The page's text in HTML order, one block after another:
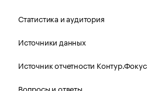
Статистика и аудитория
Источники данных
Источник отчетности Контур.Фокус
Вопросы и ответы